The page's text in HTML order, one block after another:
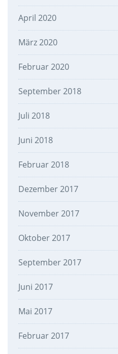
April 2020
März 2020
Februar 2020
September 2018
Juli 2018
Juni 2018
Februar 2018
Dezember 2017
November 2017
Oktober 2017
September 2017
Juni 2017
Mai 2017
Februar 2017